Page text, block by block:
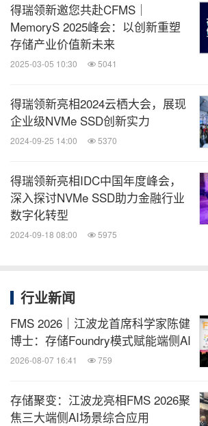
得瑞领新邀您共赴CFMS｜
MemoryS 2025峰会：以创新重塑
存储产业价值新未来
2025-03-05 10:30 5041
得瑞领新亮相2024云栖大会，展现
企业级NVMe SSD创新实力
2024-09-25 14:00 5370
得瑞领新亮相IDC中国年度峰会，
深入探讨NVMe SSD助力金融行业
数字化转型
2024-09-18 08:00 5975
行业新闻
FMS 2026｜江波龙首席科学家陈健
博士：存储Foundry模式赋能端侧AI
2026-08-07 16:41 759
存储聚变：江波龙亮相FMS 2026聚
焦三大端侧AI场景综合应用